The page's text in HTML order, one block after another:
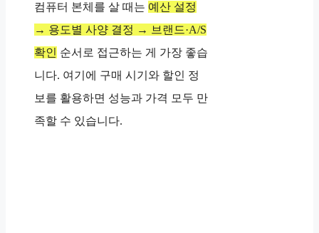
컴퓨터 본체를 살 때는 예산 설정
→ 용도별 사양 결정 → 브랜드·A/S
확인 순서로 접근하는 게 가장 좋습
니다. 여기에 구매 시기와 할인 정
보를 활용하면 성능과 가격 모두 만
족할 수 있습니다.